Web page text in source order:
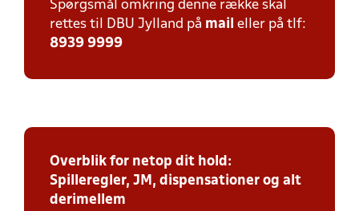
Spørgsmål omkring denne række skal
rettes til DBU Jylland på mail eller på tlf:
8939 9999
Overblik for netop dit hold:
Spilleregler, JM, dispensationer og alt
derimellem